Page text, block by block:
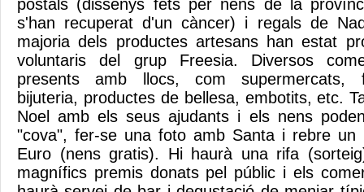
postals (dissenys fets per nens de la
s'han recuperat d'un càncer) i regals de
majoria dels productes artesans han estat
voluntaris del grup Freesia. Diversos
presents amb llocs, com supermercats,
bijuteria, productes de bellesa, embotits, etc.
Noel amb els seus ajudants i els nens
"cova", fer-se una foto amb Santa i rebre un
Euro (nens gratis). Hi haurà una rifa
magnífics premis donats pel públic i els